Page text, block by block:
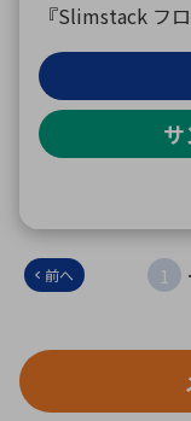
『Slimstack フ
前へ 1